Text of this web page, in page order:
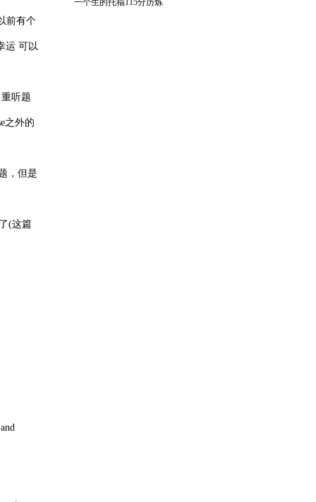
前有个
运 可以
听题
之外的
，但是
(这篇
一个生的托福115分历炼